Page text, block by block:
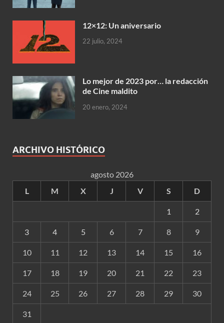
12×12: Un aniversario
22 julio, 2024
Lo mejor de 2023 por… la redacción
de Cine maldito
20 enero, 2024
ARCHIVO HISTÓRICO
agosto 2026
L
M X J V S D
1 2
3 4 5 6 7 8 9
10 11 12 13 14 15 16
17 18 19 20 21 22 23
24 25 26 27 28 29 30
31